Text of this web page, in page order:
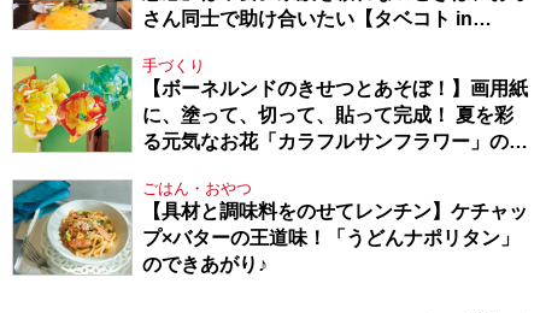
さん同士で助け合いたい【タベコト in
手づくり
【ボーネルンドのきせつとあそぼ！】画用紙
に、塗って、切って、貼って完成！ 夏を彩
る元気なお花「カラフルサンフラワー」の作
ごはん・おやつ
【具材と調味料をのせてレンチン】ケチャッ
プ×バターの王道味！「うどんナポリタン」
のできあがり♪